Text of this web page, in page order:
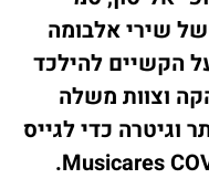
של שירי אלבומה
הקשיים להילכד
וצוות משלה
וגיטרה כדי לגייס